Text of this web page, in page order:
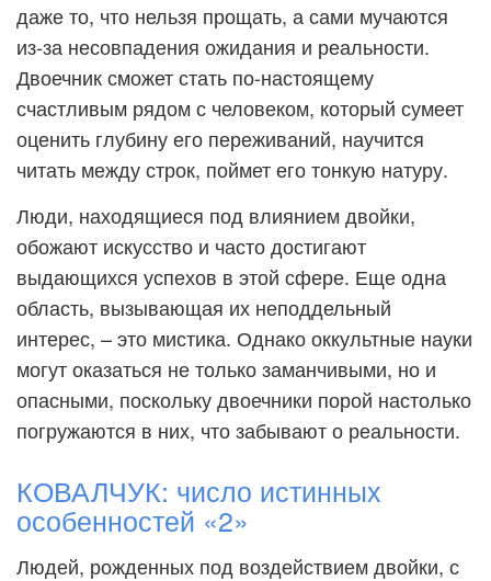
даже то, что нельзя прощать, а сами мучаются
из-за несовпадения ожидания и реальности.
Двоечник сможет стать по-настоящему
счастливым рядом с человеком, который сумеет
оценить глубину его переживаний, научится
читать между строк, поймет его тонкую натуру.
Люди, находящиеся под влиянием двойки,
обожают искусство и часто достигают
выдающихся успехов в этой сфере. Еще одна
область, вызывающая их неподдельный
интерес, – это мистика. Однако оккультные науки
могут оказаться не только заманчивыми, но и
опасными, поскольку двоечники порой настолько
погружаются в них, что забывают о реальности.
КОВАЛЧУК: число истинных
особенностей «2»
Людей, рожденных под воздействием двойки, с